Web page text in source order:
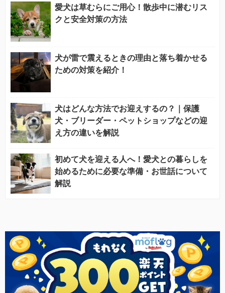
愛犬は草むらにご用心！散歩中に潜むリス
クと安全対策の方法
犬が雷で震えるときの理由と落ち着かせる
ための対策を紹介！
犬はどんな方法でお迎えするの？｜保護
犬・ブリーダー・ペットショップなどの迎
え方の違いを解説
初めて犬を迎える人へ！愛犬との暮らしを
始めるために必要な準備・お世話について
解説